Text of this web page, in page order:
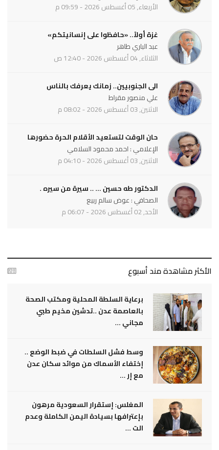
الأربعاء, 05 أغسطس 2026 - 09:59 م
غزة أولاً.. «حافظوا على إنسانيتكم»
عبد الباري طاهر
الثلاثاء, 04 أغسطس 2026 - 12:40 ص
الى الجنوبيين.. زمانك يعرفك بالناس
علي منصور مقراط
الاثنين, 03 أغسطس 2026 - 08:02 م
حان الوقت لتستعيد الأقلام الحرة حضورها
الإعلامي : احمد محمود السلامي
الاثنين, 03 أغسطس 2026 - 04:10 م
الدكتور طه حسين ... .. سيرة من سيره .
الصحافي : عوض سالم ربيع
الأحد, 02 أغسطس 2026 - 06:07 م
الأكثر مشاهدة مند أسبوع
برعاية السلطة المحلية ومكتب الصحة
بالعاصمة عدن ..تدشين مخيم طبي
مجاني ...
وسط فشل السلطات في ضبط الوضع ..
إختفاء الأسماك من موائد سكان عدن
مع إر ...
المغلس: إستقرار السعودية مرهون
بإعترافها بسيادة اليمن الكاملة وعدم
الت ...